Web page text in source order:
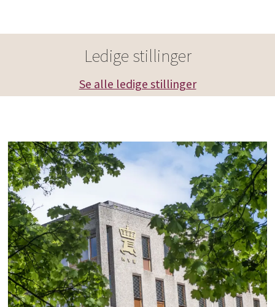
Ledige stillinger
Se alle ledige stillinger